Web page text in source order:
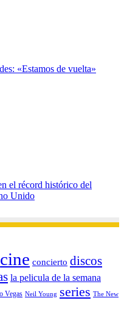
«Estamos de vuelta»
el récord histórico del
Unido
cine concierto discos
la pelicula de la semana
Vegas Neil Young series The New